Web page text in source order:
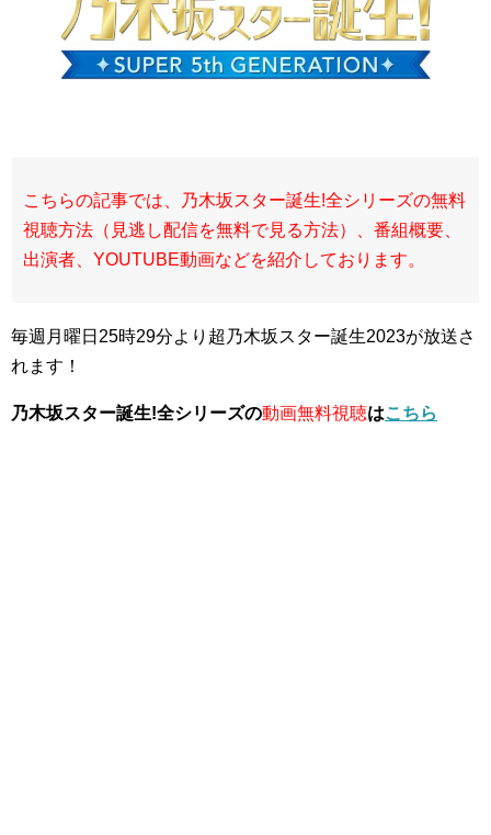
こちらの記事では、乃木坂スター誕生!全シリーズの無料
視聴方法（見逃し配信を無料で見る方法）、番組概要、
出演者、YOUTUBE動画などを紹介しております。
毎週月曜日25時29分より超乃木坂スター誕生2023が放送さ
れます！
乃木坂スター誕生!全シリーズの動画無料視聴はこちら